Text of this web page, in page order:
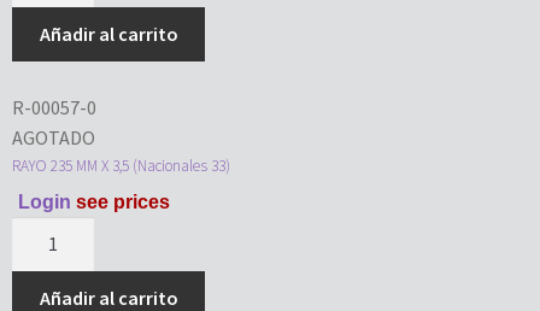
Añadir al carrito
R-00057-0
AGOTADO
RAYO 235 MM X 3,5 (Nacionales 33)
Login see prices
Añadir al carrito